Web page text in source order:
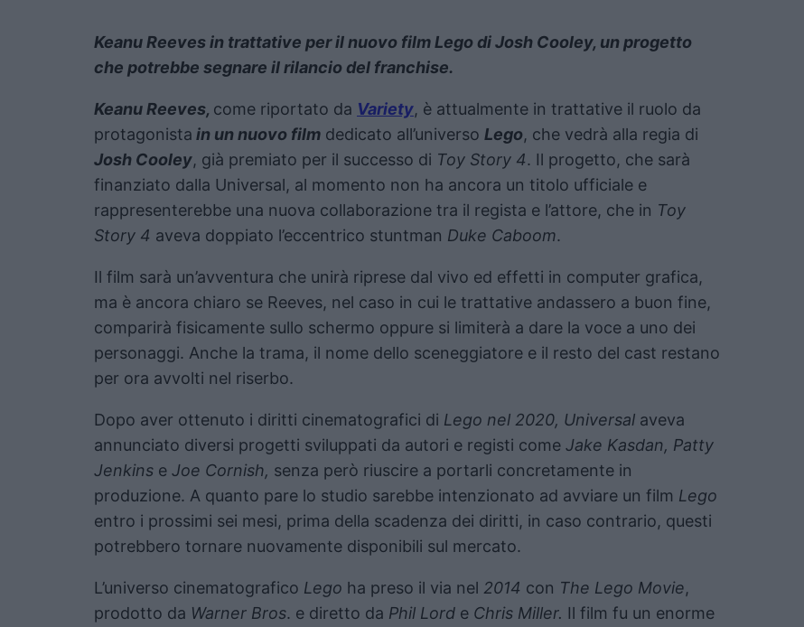
Keanu Reeves in trattative per il nuovo film Lego di Josh Cooley, un progetto
che potrebbe segnare il rilancio del franchise.
Keanu Reeves, come riportato da Variety, è attualmente in trattative il ruolo da
protagonista in un nuovo film dedicato all’universo Lego, che vedrà alla regia di
Josh Cooley, già premiato per il successo di Toy Story 4. Il progetto, che sarà
finanziato dalla Universal, al momento non ha ancora un titolo ufficiale e
rappresenterebbe una nuova collaborazione tra il regista e l’attore, che in Toy
Story 4 aveva doppiato l’eccentrico stuntman Duke Caboom.
Il film sarà un’avventura che unirà riprese dal vivo ed effetti in computer grafica,
ma è ancora chiaro se Reeves, nel caso in cui le trattative andassero a buon fine,
comparirà fisicamente sullo schermo oppure si limiterà a dare la voce a uno dei
personaggi. Anche la trama, il nome dello sceneggiatore e il resto del cast restano
per ora avvolti nel riserbo.
Dopo aver ottenuto i diritti cinematografici di Lego nel 2020, Universal aveva
annunciato diversi progetti sviluppati da autori e registi come Jake Kasdan, Patty
Jenkins e Joe Cornish, senza però riuscire a portarli concretamente in
produzione. A quanto pare lo studio sarebbe intenzionato ad avviare un film Lego
entro i prossimi sei mesi, prima della scadenza dei diritti, in caso contrario, questi
potrebbero tornare nuovamente disponibili sul mercato.
L’universo cinematografico Lego ha preso il via nel 2014 con The Lego Movie,
prodotto da Warner Bros. e diretto da Phil Lord e Chris Miller. Il film fu un enorme